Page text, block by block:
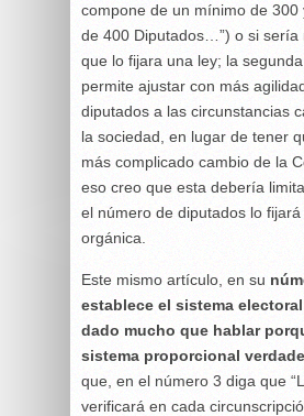
compone de un mínimo de 300
de 400 Diputados…”) o si sería
que lo fijara una ley; la
permite ajustar con más
diputados a las circunstancias
la sociedad, en lugar de tener
más complicado cambio de la
eso creo que esta debería
el número de diputados lo
orgánica.
Este mismo artículo, en su
establece el sistema
dado mucho que hablar
sistema proporcional
que, en el número 3 diga que
verificará en cada